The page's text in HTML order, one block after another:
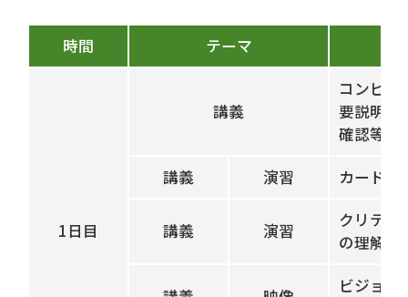
時間 テーマ
1日目
講義
コンピテ
要説明、
確認等
講義
演習 カード分
講義 演習
クリティ
の理解と
ビジョナ